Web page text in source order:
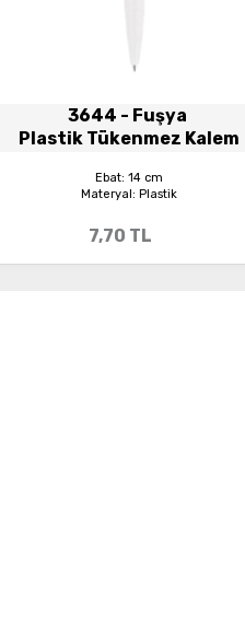
3644 - Fuşya
Plastik Tükenmez Kalem
Ebat: 14 cm
Materyal: Plastik
7,70 TL